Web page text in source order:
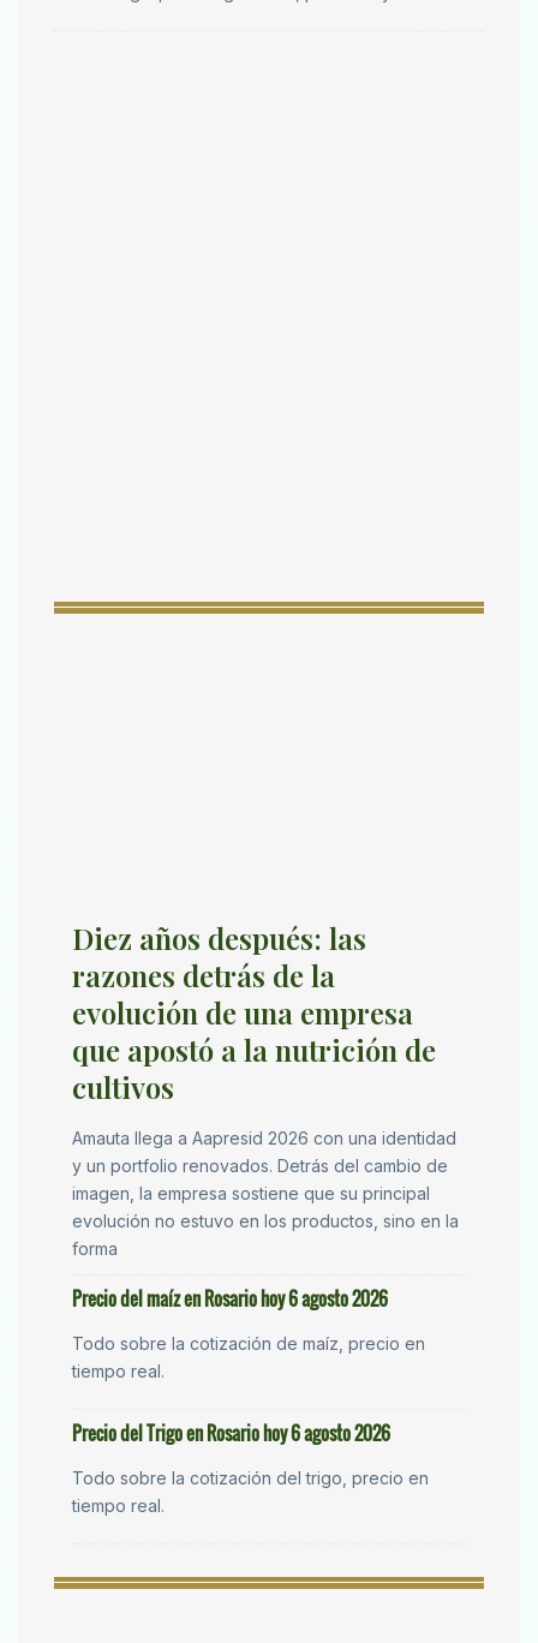
Diez años después: las
razones detrás de la
evolución de una empresa
que apostó a la nutrición de
cultivos
Amauta llega a Aapresid 2026 con una identidad
y un portfolio renovados. Detrás del cambio de
imagen, la empresa sostiene que su principal
evolución no estuvo en los productos, sino en la
forma
Precio del maíz en Rosario hoy 6 agosto 2026
Todo sobre la cotización de maíz, precio en
tiempo real.
Precio del Trigo en Rosario hoy 6 agosto 2026
Todo sobre la cotización del trigo, precio en
tiempo real.